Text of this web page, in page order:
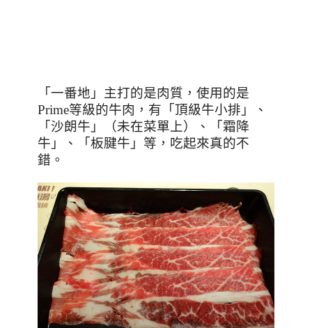
「一番地」主打的是肉質，使用的是
Prime等級的牛肉，有「頂級牛小排」、
「沙朗牛」（未在菜單上）、「霜降
牛」、「板腱牛」等，吃起來真的不
錯。